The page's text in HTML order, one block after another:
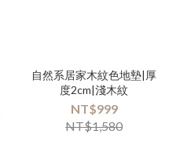
自然系居家木紋色地墊|厚
度2cm|淺木紋
NT$999
NT$1,580